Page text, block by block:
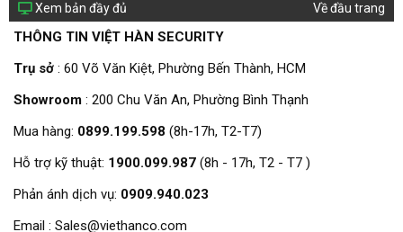
Xem bản đầy đủ Về đầu trang
THÔNG TIN VIỆT HÀN SECURITY
Trụ sở : 60 Võ Văn Kiệt, Phường Bến Thành, HCM
Showroom : 200 Chu Văn An, Phường Bình Thạnh
Mua hàng: 0899.199.598 (8h-17h, T2-T7)
Hỗ trợ kỹ thuật: 1900.099.987 (8h - 17h, T2 - T7 )
Phản ánh dịch vụ: 0909.940.023
Email : Sales@viethanco.com